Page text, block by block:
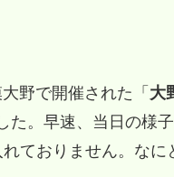
野で開催された「 大
た。早速、当日の様
ておりません。なに